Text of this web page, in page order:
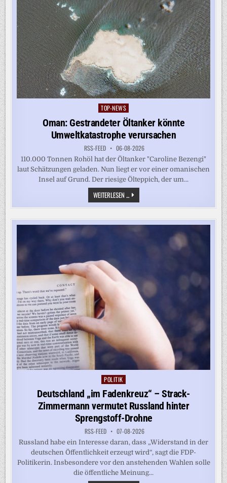
Posted
in
TOP-NEWS
Oman: Gestrandeter Öltanker könnte
Umweltkatastrophe verursachen
RSS-FEED 06-08-2026
110.000 Tonnen Rohöl hat der Öltanker "Caroline Bezengi"
laut Schätzungen geladen. Nun liegt er vor einer omanischen
Insel auf Grund. Der riesige Ölteppich, der um...
WEITERLESEN ... OMAN:
GESTRANDETER
ÖLTANKER
UMWELTKATASTROPHE
VERURSACHEN
Posted
in
POLITIK
Deutschland „im Fadenkreuz“ – Strack-
Zimmermann vermutet Russland hinter
Sprengstoff-Drohne
RSS-FEED 07-08-2026
Russland habe ein Interesse daran, dass „Widerstand in der
deutschen Öffentlichkeit erzeugt wird“, sagt die FDP-
Politikerin. Insbesondere vor den anstehenden Wahlen solle
die öffentliche Meinung...